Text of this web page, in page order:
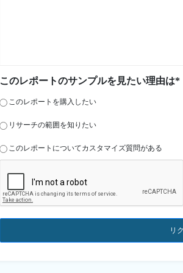
このレポートのサンプルを見たい理由は*
このレポートを購入したい
リサーチの範囲を知りたい
このレポートについてカスタマイズ質問がある
リ